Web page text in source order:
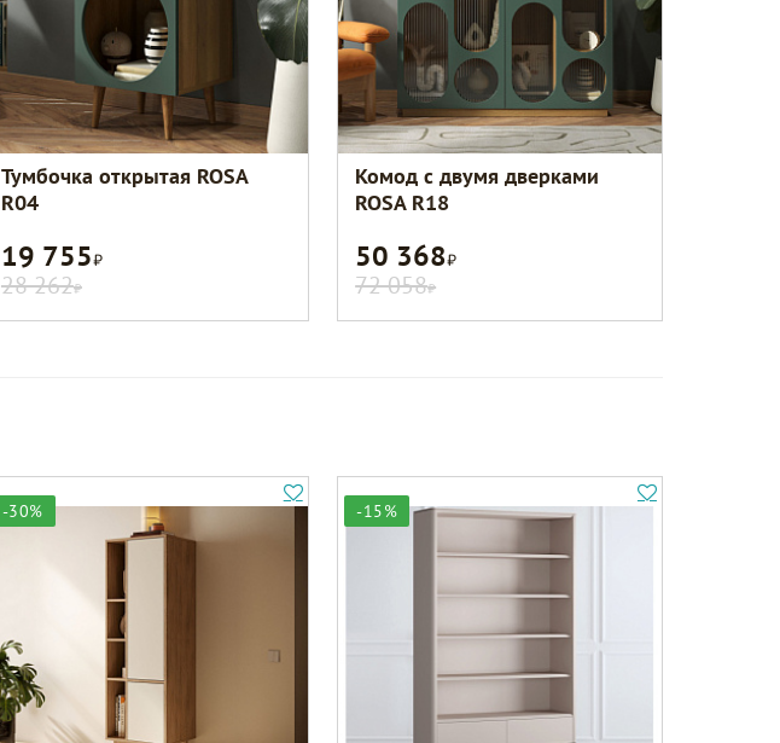
Тумбочка открытая ROSA
R04
19 755Р
28 262Р
Комод с двумя дверками
ROSA R18
50 368Р
72 058Р
-30% -15%